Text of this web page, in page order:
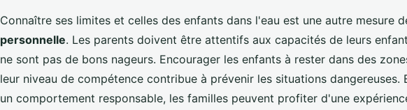
Connaître ses limites et celles des enfants dans l'eau est une autre mesure
personnelle. Les parents doivent être attentifs aux capacités de leurs
ne sont pas de bons nageurs. Encourager les enfants à rester dans des
leur niveau de compétence contribue à prévenir les situations dangereuses.
un comportement responsable, les familles peuvent profiter d'une